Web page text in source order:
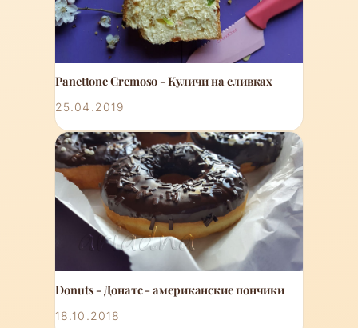
Panettone Cremoso - Куличи на сливках
25.04.2019
Donuts - Донатс - американские пончики
18.10.2018